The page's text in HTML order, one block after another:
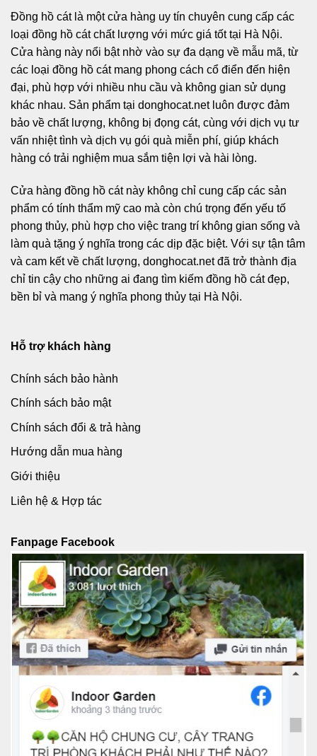
Đồng hồ cátlà một cửa hàng uy tín chuyên cung cấp các
loại đồng hồ cát chất lượng với mức giá tốt tại Hà Nội.
Cửa hàng này nổi bật nhờ vào sự đa dạng về mẫu mã, từ
các loại đồng hồ cát mang phong cách cổ điển đến hiện
đại, phù hợp với nhiều nhu cầu và không gian sử dụng
khác nhau. Sản phẩm tại donghocat.net luôn được đảm
bảo về chất lượng, không bị đọng cát, cùng với dịch vụ tư
vấn nhiệt tình và dịch vụ gói quà miễn phí, giúp khách
hàng có trải nghiệm mua sắm tiện lợi và hài lòng.
Cửa hàng đồng hồ cát này không chỉ cung cấp các sản
phẩm có tính thẩm mỹ cao mà còn chú trọng đến yếu tố
phong thủy, phù hợp cho việc trang trí không gian sống và
làm quà tặng ý nghĩa trong các dịp đặc biệt. Với sự tận tâm
và cam kết về chất lượng, donghocat.net đã trở thành địa
chỉ tin cậy cho những ai đang tìm kiếm đồng hồ cát đẹp,
bền bỉ và mang ý nghĩa phong thủy tại Hà Nội.
Hỗ trợ khách hàng
Chính sách bảo hành
Chính sách bảo mật
Chính sách đổi & trả hàng
Hướng dẫn mua hàng
Giới thiệu
Liên hệ & Hợp tác
Fanpage Facebook